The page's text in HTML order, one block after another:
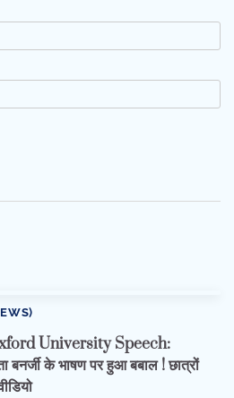
University Speech:
बनर्जी के भाषण पर हुआ बबाल ! छात्रों